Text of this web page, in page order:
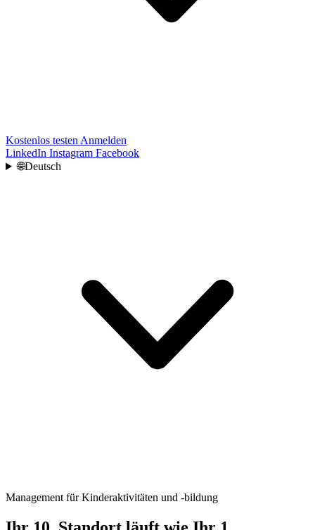
Kostenlos testen Anmelden
LinkedIn Instagram Facebook
🌐Deutsch
Management für Kinderaktivitäten und -bildung